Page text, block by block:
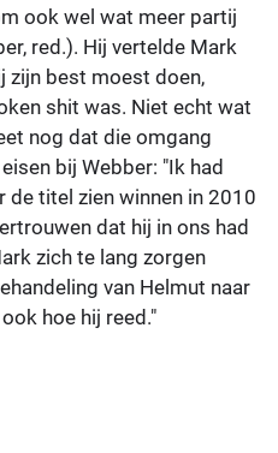
ook wel wat meer partij
red.). Hij vertelde Mark
zijn best moest doen,
shit was. Niet echt wat
nog dat die omgang
bij Webber: "Ik had
de titel zien winnen in 2010
dat hij in ons had
zich te lang zorgen
van Helmut naar
hoe hij reed."